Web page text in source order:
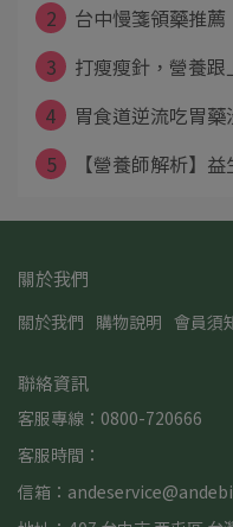
2
台中慢箋領藥推
3
打瘦瘦針，營養
4
胃食道逆流吃胃
5
【營養師解析】
關於我們
關於我們 購物說明 會員須
聯絡資訊
客服專線：0800-720666
客服時間：
信箱：